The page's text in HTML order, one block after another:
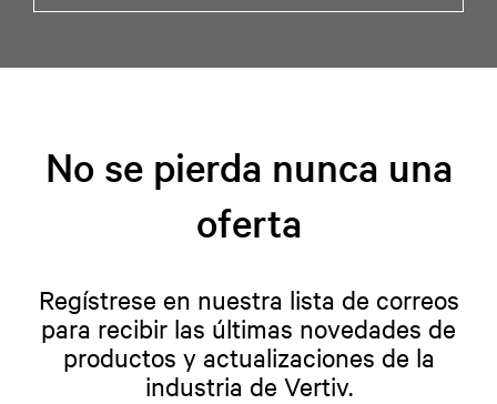
No se pierda nunca una
oferta
Regístrese en nuestra lista de correos
para recibir las últimas novedades de
productos y actualizaciones de la
industria de Vertiv.